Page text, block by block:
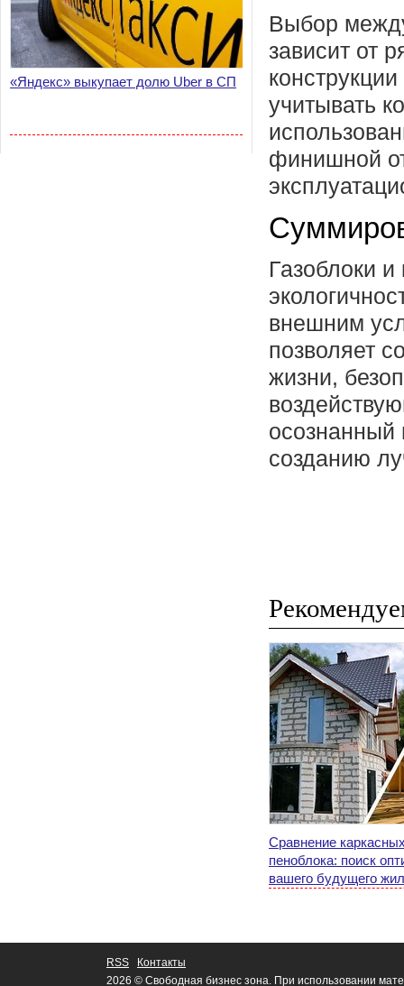
«Яндекс» выкупает долю Uber в СП
Выбор
зависит от
учитывать
финишной
Газоблоки
внешним
позволяет
жизни,
осознанный
созданию
Сравнение
пеноблока: поиск
вашего будущего
RSS
Контакты
2026 © Свободная бизнес зона. При использовании